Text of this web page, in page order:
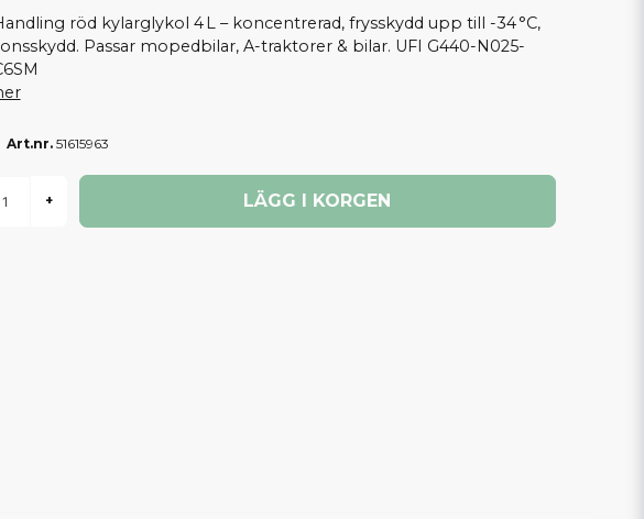
röd kylarglykol 4 L – koncentrerad, frysskydd upp till -34 °C,
Passar mopedbilar, A-traktorer & bilar. UFI G440-N025-
51615963
+ LÄGG I KORGEN